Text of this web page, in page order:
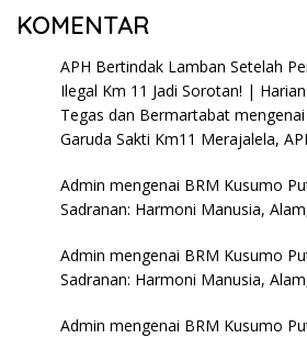
KOMENTAR
APH Bertindak Lamban Setelah
Ilegal Km 11 Jadi Sorotan! |
Tegas dan Bermartabat mengenai
Garuda Sakti Km11 Merajalela,
Admin mengenai BRM Kusumo
Sadranan: Harmoni Manusia,
Admin mengenai BRM Kusumo
Sadranan: Harmoni Manusia,
Admin mengenai BRM Kusumo